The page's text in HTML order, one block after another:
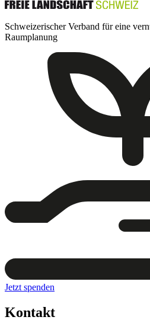
Schweizerischer Verband für eine
Raumplanung
Jetzt spenden
Kontakt